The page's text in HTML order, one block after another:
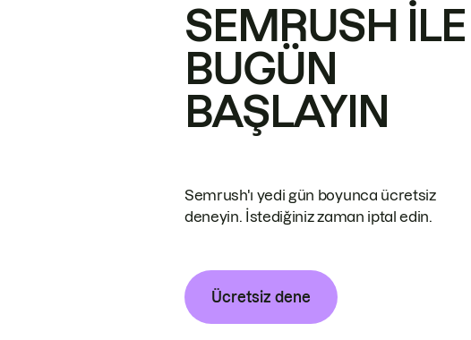
SEMRUSH ILE
BUGÜN
BAŞLAYIN
Semrush'ı yedi gün boyunca ücretsiz
deneyin. İstediğiniz zaman iptal edin.
Ücretsiz dene